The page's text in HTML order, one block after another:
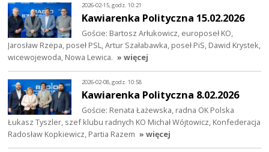
2026-02-15, godz. 10:21
Kawiarenka Polityczna 15.02.2026
Goście: Bartosz Arłukowicz, europoseł KO,
Jarosław Rzepa, poseł PSL, Artur Szałabawka, poseł PiS, Dawid Krystek,
wicewojewoda, Nowa Lewica. » więcej
2026-02-08, godz. 10:58
Kawiarenka Polityczna 8.02.2026
Goście: Renata Łażewska, radna OK Polska
Łukasz Tyszler, szef klubu radnych KO Michał Wójtowicz, Konfederacja
Radosław Kopkiewicz, Partia Razem » więcej